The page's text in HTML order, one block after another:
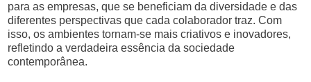
para as empresas, que se beneficiam da diversidade e das
diferentes perspectivas que cada colaborador traz. Com
isso, os ambientes tornam-se mais criativos e inovadores,
refletindo a verdadeira essência da sociedade
contemporânea.